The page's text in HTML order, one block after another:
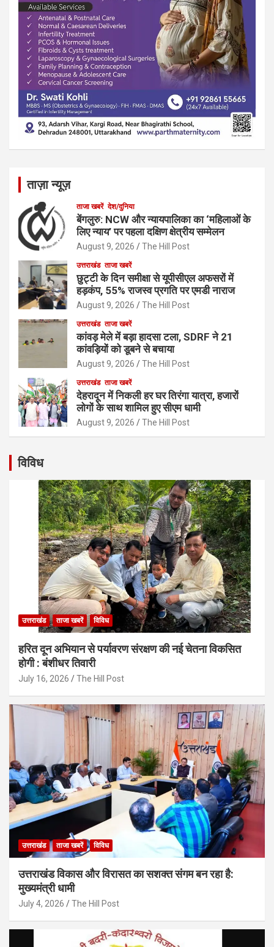
ताज़ा न्यूज़
ताजा खबरें देश/दुनिया
बेंगलुरु: NCW और न्यायपालिका का ‘महिलाओं के
लिए न्याय’ पर पहला दक्षिण क्षेत्रीय सम्मेलन
August 9, 2026 The Hill Post
उत्तराखंड ताजा खबरें
छुट्टी के दिन समीक्षा से यूपीसीएल अफसरों में
हड़कंप, 55% राजस्व प्रगति पर एमडी नाराज
August 9, 2026 The Hill Post
उत्तराखंड ताजा खबरें
कांवड़ मेले में बड़ा हादसा टला, SDRF ने 21
कांवड़ियों को डूबने से बचाया
August 9, 2026 The Hill Post
उत्तराखंड ताजा खबरें
देहरादून में निकली हर घर तिरंगा यात्रा, हजारों
लोगों के साथ शामिल हुए सीएम धामी
August 9, 2026 The Hill Post
विविध
उत्तराखंड ताजा खबरें विविध
हरित दून अभियान से पर्यावरण संरक्षण की नई चेतना विकसित
होगी : बंशीधर तिवारी
July 16, 2026 The Hill Post
उत्तराखंड ताजा खबरें विविध
उत्तराखंड विकास और विरासत का सशक्त संगम बन रहा है:
मुख्यमंत्री धामी
July 4, 2026 The Hill Post